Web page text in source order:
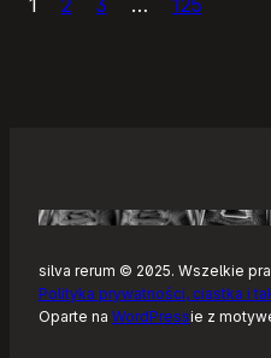
–
Linuksa
silva rerum © 2025. Wszelkie
Polityka prywatności, ciastka i
Oparte na WordPressie z